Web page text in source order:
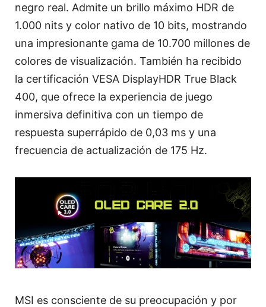
negro real. Admite un brillo máximo HDR de
1.000 nits y color nativo de 10 bits, mostrando
una impresionante gama de 10.700 millones de
colores de visualización. También ha recibido
la certificación VESA DisplayHDR True Black
400, que ofrece la experiencia de juego
inmersiva definitiva con un tiempo de
respuesta superrápido de 0,03 ms y una
frecuencia de actualización de 175 Hz.
MSI es consciente de su preocupación y por